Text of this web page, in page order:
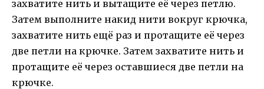
захватите нить и вытащите её через петлю.
Затем выполните накид нити вокруг крючка,
захватите нить ещё раз и протащите её через
две петли на крючке. Затем захватите нить и
протащите её через оставшиеся две петли на
крючке.